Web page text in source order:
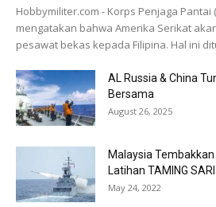
Hobbymiliter.com - Korps Penjaga Pantai
mengatakan bahwa Amerika Serikat
pesawat bekas kepada Filipina. Hal ini
AL Russia & China
Bersama
August 26, 2025
Malaysia
Latihan TAMING
May 24, 2022